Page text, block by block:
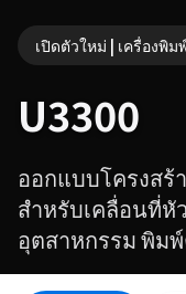
เปิดตัวใหม่ | เครื่องพิ
U3300
ออกแบบโครงสร้
สำหรับเคลื่อนที่
อุตสาหกรรม พิม